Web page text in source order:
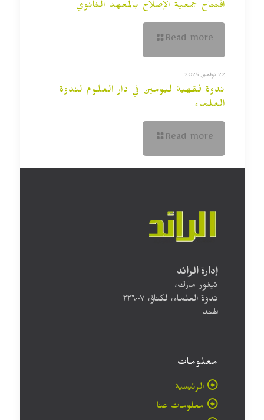
افتتاح جمعية الإصلاح بالمعهد الثانوي
Read more
22 نوفمبر, 2025
ندوة فقهية ليومين في دار العلوم لندوة
العلماء
Read more
إدارة الرائد
تيغور مارك،
ندوة العلماء، لكناؤ، ۲۲٦۰۰۷
الهند
معلومات
الرئيسية
معلومات عنا